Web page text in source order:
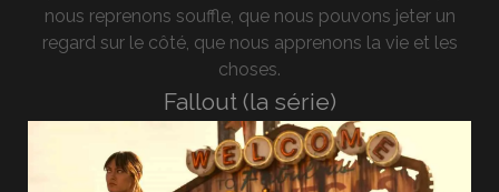
nous reprenons souffle, que nous pouvons jeter un
regard sur le côté, que nous apprenons la vie et les
choses.
Fallout (la série)